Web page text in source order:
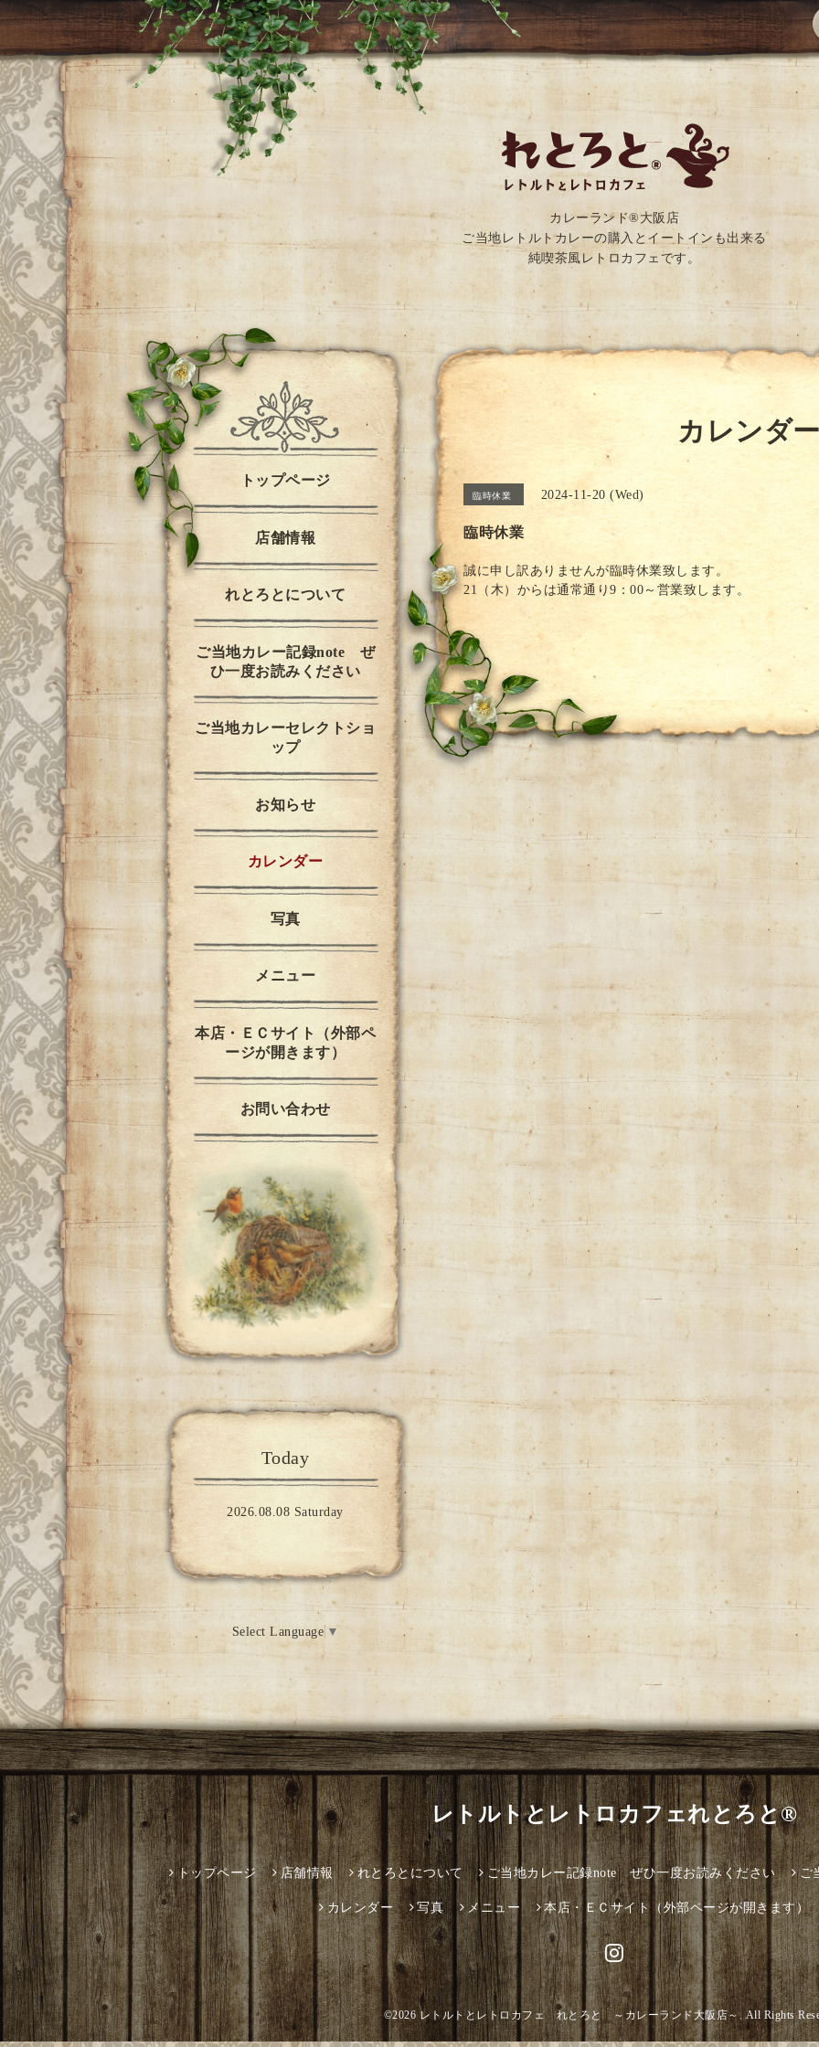
カレーランド®大阪店
ご当地レトルトカレーの購入とイートインも出来る
純喫茶風レトロカフェです。
カレンダ
臨時休業 2024-11-20 (Wed)
臨時休業
誠に申し訳ありませんが臨時休業致します。
21（木）からは通常通り9：00～営業致します。
トップページ
店舗情報
れとろとについて
ご当地カレー記録note ぜ
ひ一度お読みください
ご当地カレーセレクトショ
ップ
お知らせ
カレンダー
写真
メニュー
本店・ＥＣサイト（外部ペ
ージが開きます）
お問い合わせ
Today
2026.08.08 Saturday
Select Language ▼
レトルトとレトロカフェれとろと®
トップページ 店舗情報 れとろとについて ご当地カレー記録note ぜひ一度お読みください ご
カレンダー 写真 メニュー 本店・ＥＣサイト（外部ページが開きます）
©2026 レトルトとレトロカフェ れとろと ～カレーランド大阪店～. All Rights